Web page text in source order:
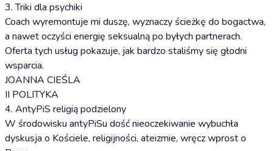
3. Triki dla psychiki
Coach wyremontuje mi duszę, wyznaczy ścieżkę do bogactwa,
a nawet oczyści energię seksualną po byłych partnerach.
Oferta tych usług pokazuje, jak bardzo staliśmy się głodni
wsparcia.
JOANNA CIEŚLA
II POLITYKA
4. AntyPiS religią podzielony
W środowisku antyPiSu dość nieoczekiwanie wybuchła
dyskusja o Kościele, religijności, ateizmie, wręcz wprost o